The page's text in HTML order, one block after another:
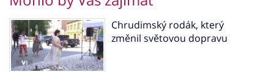
Chrudimský rodák, který
změnil světovou dopravu